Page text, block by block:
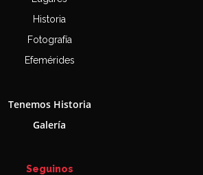
Historia
Fotografía
Efemérides
Tenemos Historia
Galería
Seguinos